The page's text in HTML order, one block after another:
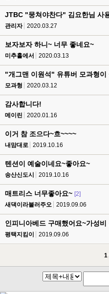
JTBC "뭉쳐야찬다" 김요한님 사
관리자 2020.03.27
보자보자 하니~ 너무 좋네요~
미추홀에서 2020.03.13
"개그맨 이원석" 유튜버 모과형이
모과형 2020.03.12
감사합니다!
메이린 2020.01.16
이거 참 조으다~흐~~~~
내맘대로 2019.10.16
텐션이 예술이네요~좋아요~
송산신도시 2019.10.16
매트리스 너무좋아요~ [2]
새댁이라불러주오
2019.09.06
인피니아베드 구매했어요~가성비
평택지킴이 2019.09.06
1